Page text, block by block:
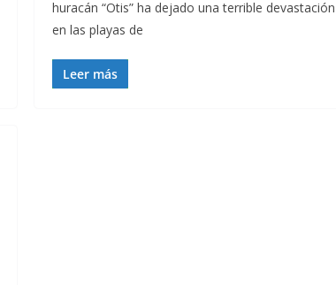
huracán “Otis” ha dejado una terrible devastación
en las playas de
Leer más